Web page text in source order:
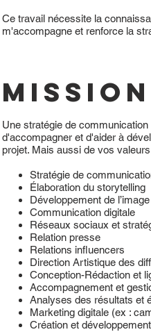
Ce travail nécessite la
m'accompagne et renforce la
Une stratégie de
d'accompagner et d'aider à
projet. Mais aussi de vos
Stratégie de
Élaboration du storytelling
Développement de
Communication digitale
Réseaux sociaux et
Relation presse
Relations influencers
Direction Artistique des
Conception-Rédaction et
Accompagnement et
Analyses des résultats et
Marketing digitale (ex :
Création et